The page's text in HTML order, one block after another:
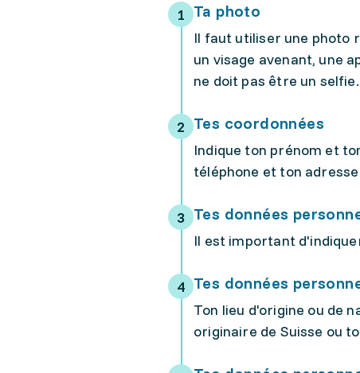
Ta photo
Il faut utiliser une photo
un visage avenant, une
ne doit pas être un selfie.
Tes coordonnées
Indique ton prénom et
téléphone et ton
Tes données
Il est important
Tes données
Ton lieu d'origine ou de
originaire de Suisse ou